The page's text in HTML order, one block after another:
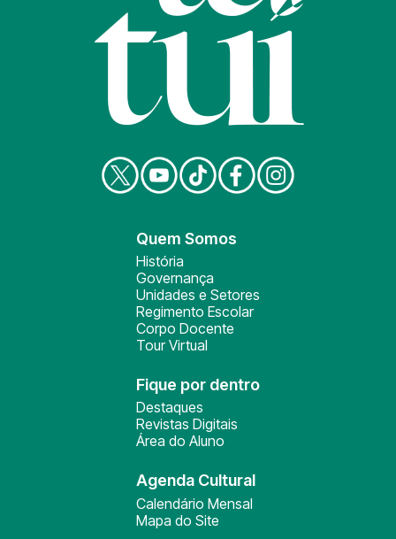
Quem Somos
História
Governança
Unidades e Setores
Regimento Escolar
Corpo Docente
Tour Virtual
Fique por dentro
Destaques
Revistas Digitais
Área do Aluno
Agenda Cultural
Calendário Mensal
Mapa do Site